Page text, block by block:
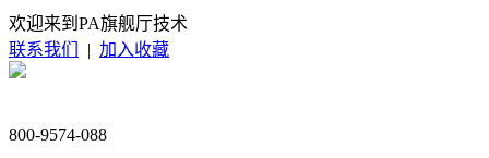
欢迎来到PA旗舰厅技术
联系我们
| 加入收藏
800-9574-088